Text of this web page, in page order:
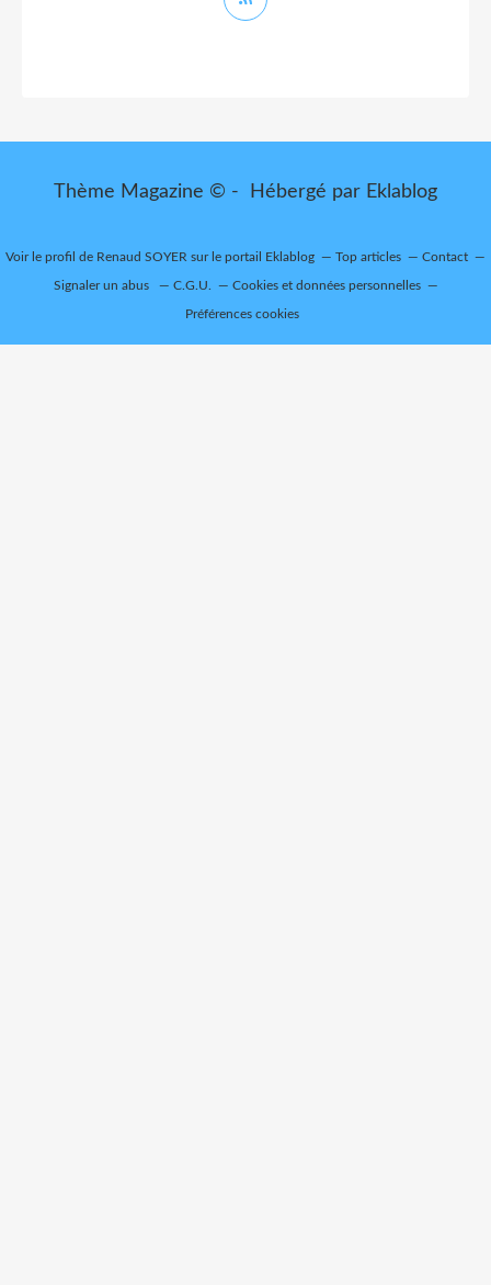
Thème Magazine © - Hébergé par Eklablog
Voir le profil de Renaud SOYER sur le portail Eklablog Top articles Contact
Signaler un abus C.G.U. Cookies et données personnelles
Préférences cookies